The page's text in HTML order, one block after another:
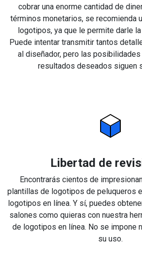
cobrar una enorme cantidad de
términos monetarios, se recomienda
logotipos, ya que le permite darle
Puede intentar transmitir tantos
al diseñador, pero las
resultados deseados siguen
Libertad de
Encontrarás cientos de
plantillas de logotipos de peluqueros
logotipos en línea. Y sí, puedes
salones como quieras con nuestra
de logotipos en línea. No se impone
su uso.